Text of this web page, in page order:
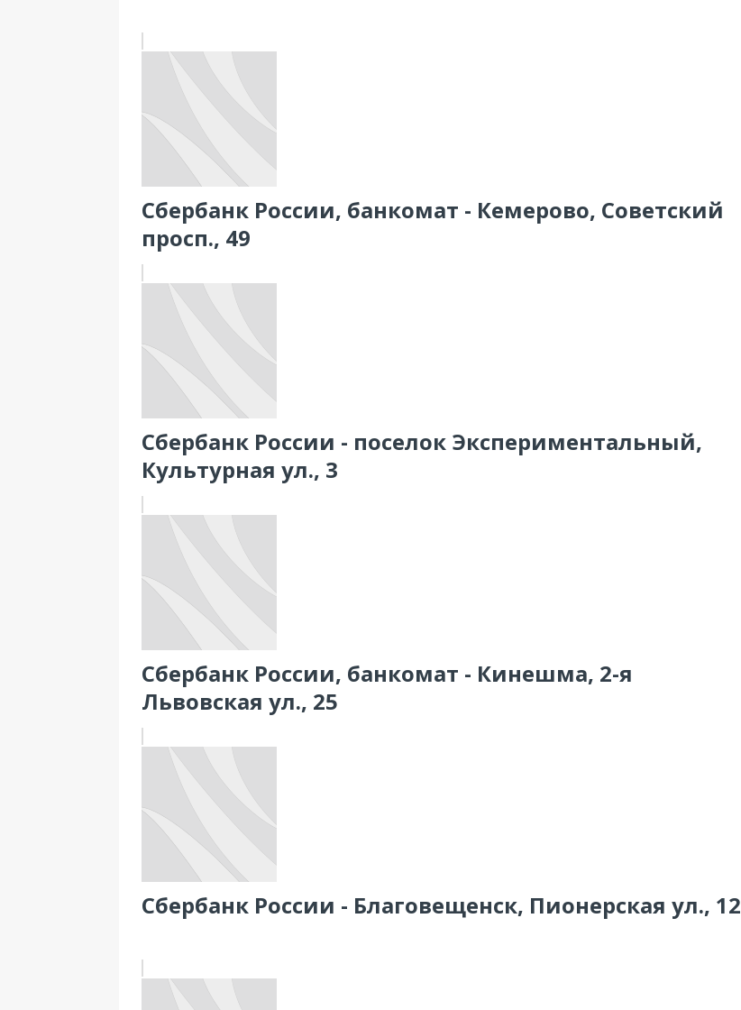
Сбербанк России, банкомат - Кемерово, Советский
просп., 49
Сбербанк России - поселок Экспериментальный,
Культурная ул., 3
Сбербанк России, банкомат - Кинешма, 2-я
Львовская ул., 25
Сбербанк России - Благовещенск, Пионерская ул., 12